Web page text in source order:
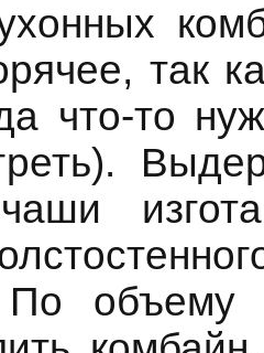
так
что-то
По объему